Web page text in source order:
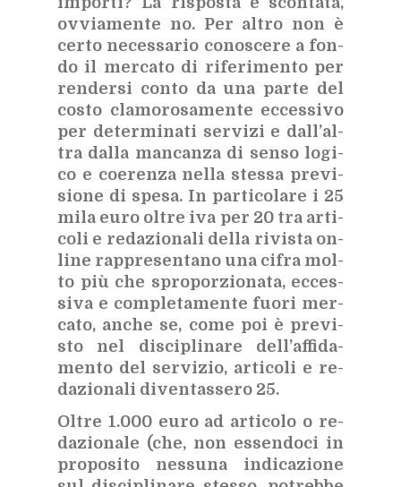
ov­via­men­te no. Per al­tro non è
cer­to ne­ces­sa­rio co­no­sce­re a fon­
do il mer­ca­to di ri­fe­ri­men­to per
ren­der­si con­to da una par­te del
co­sto cla­mo­ro­sa­men­te ec­ces­si­vo
per de­ter­mi­na­ti ser­vi­zi e dal­l’al­
tra dal­la man­can­za di sen­so lo­gi­
co e coe­ren­za nel­la stes­sa pre­vi­
sio­ne di spe­sa. In par­ti­co­la­re i 25
mila euro ol­tre iva per 20 tra ar­ti­
co­li e re­da­zio­na­li del­la ri­vi­sta on­
li­ne rap­pre­sen­ta­no una ci­fra mol­
to più che spro­por­zio­na­ta, ec­ces­
si­va e com­ple­ta­men­te fuo­ri mer­
ca­to, an­che se, come poi è pre­vi­
sto nel di­sci­pli­na­re del­l’af­fi­da­
men­to del ser­vi­zio, ar­ti­co­li e re­
da­zio­na­li di­ven­tas­se­ro 25.
Ol­tre 1.000 euro ad ar­ti­co­lo o re­
da­zio­na­le (che, non es­sen­do­ci in
pro­po­si­to nes­su­na in­di­ca­zio­ne